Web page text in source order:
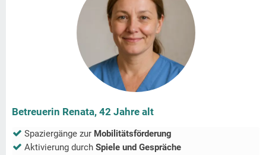
Betreuerin Renata, 42 Jahre alt
Spaziergänge zur Mobilitätsförderung
Aktivierung durch Spiele und Gespräche